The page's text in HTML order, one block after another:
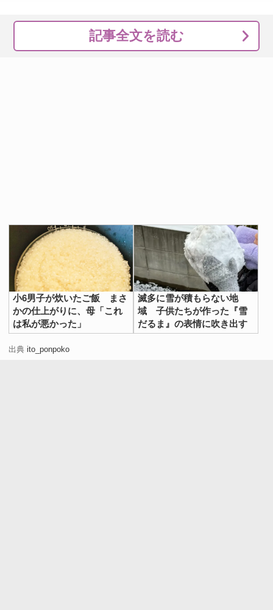
記事全文を読む
小6男子が炊いたご飯 まさ
かの仕上がりに、母「これ
は私が悪かった」
滅多に雪が積もらない地
域 子供たちが作った『雪
だるま』の表情に吹き出す
出典 ito_ponpoko